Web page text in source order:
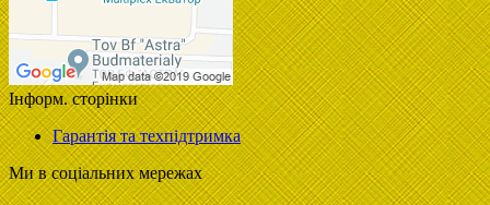
Інформ. сторінки
Гарантія та техпідтримка
Ми в соціальних мережах